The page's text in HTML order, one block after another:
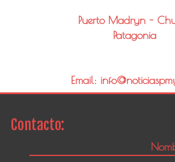
Puerto Madryn -
Patagonia
Email:
Contacto: